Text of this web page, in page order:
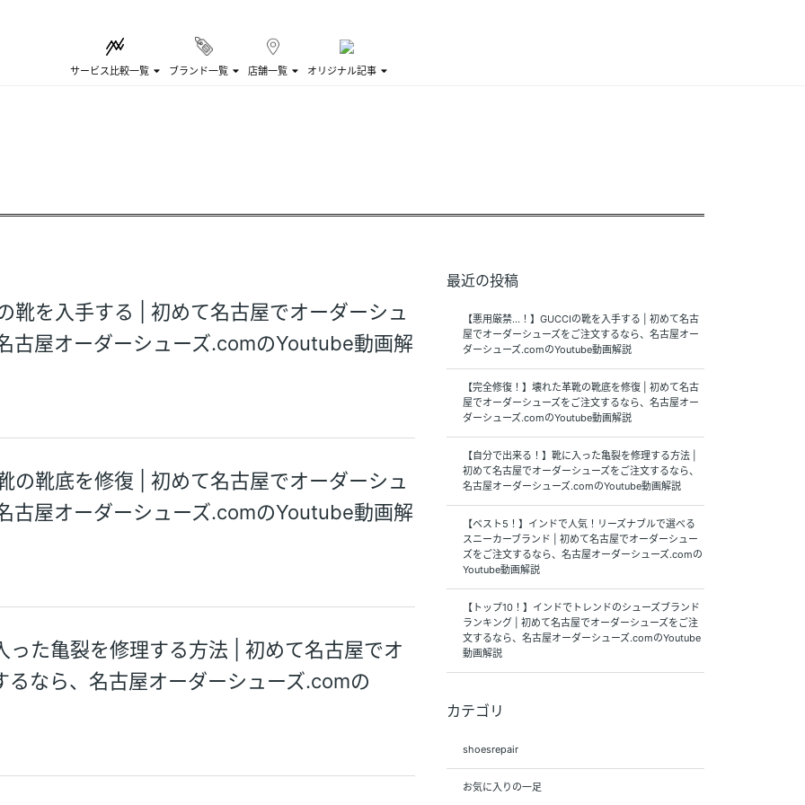
サービス比較一覧 ブランド一覧 店舗一覧 オリジナル記事
靴を入手する | 初めて名古屋でオーダーシュ
古屋オーダーシューズ.comのYoutube動画解
の靴底を修復 | 初めて名古屋でオーダーシュ
古屋オーダーシューズ.comのYoutube動画解
った亀裂を修理する方法 | 初めて名古屋でオ
るなら、名古屋オーダーシューズ.comの
最近の投稿
【悪用厳禁…！】GUCCIの靴を入手する | 初めて名古
屋でオーダーシューズをご注文するなら、名古屋オー
ダーシューズ.comのYoutube動画解説
【完全修復！】壊れた革靴の靴底を修復 | 初めて名古
屋でオーダーシューズをご注文するなら、名古屋オー
ダーシューズ.comのYoutube動画解説
【自分で出来る！】靴に入った亀裂を修理する方法 |
初めて名古屋でオーダーシューズをご注文するなら、
名古屋オーダーシューズ.comのYoutube動画解説
【ベスト5！】インドで人気！リーズナブルで選べる
スニーカーブランド | 初めて名古屋でオーダーシュー
ズをご注文するなら、名古屋オーダーシューズ.comの
Youtube動画解説
【トップ10！】インドでトレンドのシューズブランド
ランキング | 初めて名古屋でオーダーシューズをご注
文するなら、名古屋オーダーシューズ.comのYoutube
動画解説
カテゴリ
shoesrepair
お気に入りの一足